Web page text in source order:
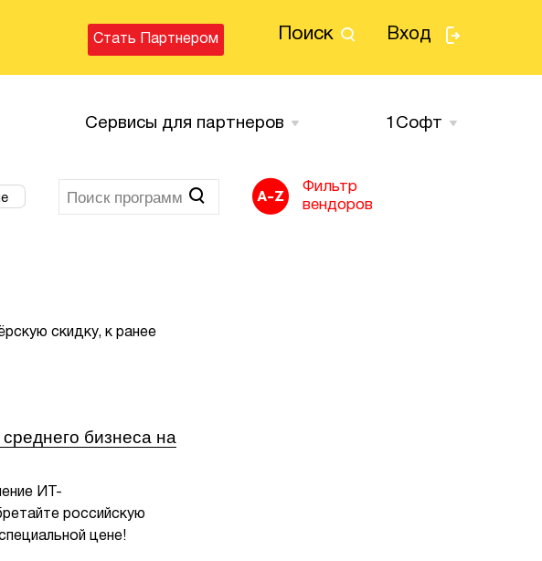
Поиск Вход
Стать Партнером
Сервисы для партнеров 1Cофт
Фильтр
вендоров
скидку, к ранее
бизнеса на
ИТ-
российскую
цене!